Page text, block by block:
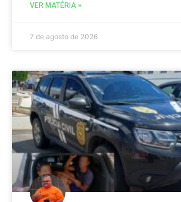
VER MATÉRIA »
7 de agosto de 2026